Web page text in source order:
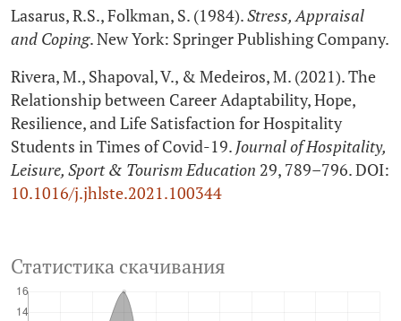
Lasarus, R.S., Folkman, S. (1984).Stress, Appraisal
and Coping. New York: Springer Publishing Company.
Rivera, M., Shapoval, V., & Medeiros, M. (2021). The
Relationship between Career Adaptability, Hope,
Resilience, and Life Satisfaction for Hospitality
Students in Times of Covid‑19. Journal of Hospitality,
Leisure, Sport & Tourism Education 29, 789–796. DOI:
10.1016/j.jhlste.2021.100344
Статистика скачивания